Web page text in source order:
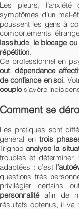
Les pleurs,
symptômes d’un mal-
poussent les gens à
comportements
lassitude, le blocage
répétition.
Ce professionnel en
out, dépendance
de confiance en soi.
couples’avère
Comment se
Les pratiques sont
général entrois
Trignac analyse la
troubles et déterminer
adaptées : c’est
questions très
privilégier certains
personnalitéafin de
résultats obtenus, il va